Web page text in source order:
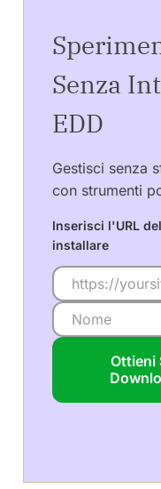
Senza
EDD
Gestisci senza
con strumenti
Inserisci l'URL
installare
Ottieni